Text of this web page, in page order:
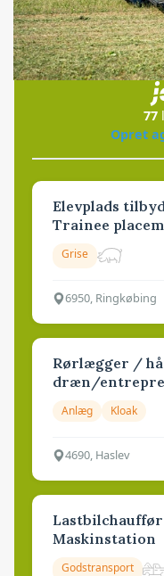
i
77
Opret
Elevplads
Trainee
Grise
6950, Ringkøbing
Rørlægger /
dræn/
Anlæg Kloak
4690, Haslev
Maskinstation
Godstransport